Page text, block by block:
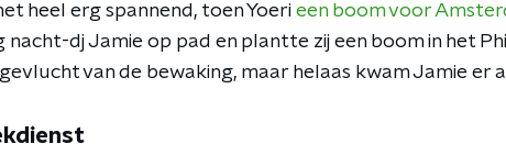
heel erg spannend, toen Yoeri een boom voor
nacht-dj Jamie op pad en plantte zij een boom in het
van de bewaking, maar helaas kwam Jamie er